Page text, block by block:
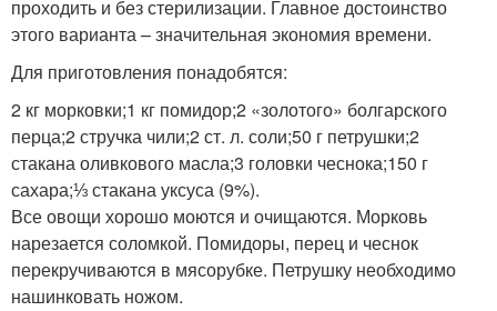
проходить и без стерилизации. Главное достоинство
этого варианта – значительная экономия времени.
Для приготовления понадобятся:
2 кг морковки;1 кг помидор;2 «золотого» болгарского
перца;2 стручка чили;2 ст. л. соли;50 г петрушки;2
стакана оливкового масла;3 головки чеснока;150 г
сахара;⅓ стакана уксуса (9%).
Все овощи хорошо моются и очищаются. Морковь
нарезается соломкой. Помидоры, перец и чеснок
перекручиваются в мясорубке. Петрушку необходимо
нашинковать ножом.